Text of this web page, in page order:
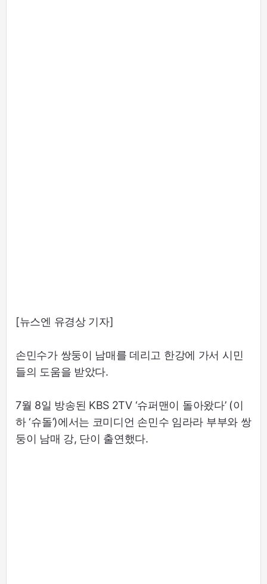
[뉴스엔 유경상 기자]
손민수가 쌍둥이 남매를 데리고 한강에 가서 시민
들의 도움을 받았다.
7월 8일 방송된 KBS 2TV ‘슈퍼맨이 돌아왔다’ (이
하 ‘슈돌’)에서는 코미디언 손민수 임라라 부부와 쌍
둥이 남매 강, 단이 출연했다.